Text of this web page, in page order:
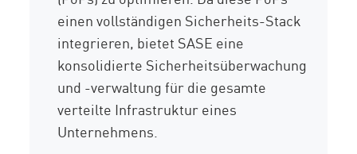
einen vollständigen Sicherheits-Stack
integrieren, bietet SASE eine
konsolidierte Sicherheitsüberwachung
und -verwaltung für die gesamte
verteilte Infrastruktur eines
Unternehmens.